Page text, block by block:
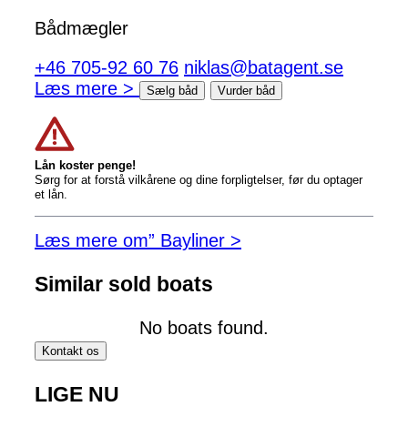
Bådmægler
+46 705-92 60 76 niklas@batagent.se
Læs mere >
Sælg båd Vurder båd
Lån koster penge!
Sørg for at forstå vilkårene og dine forpligtelser, før du optager
et lån.
Læs mere om” Bayliner >
Similar sold boats
No boats found.
Kontakt os
LIGE NU